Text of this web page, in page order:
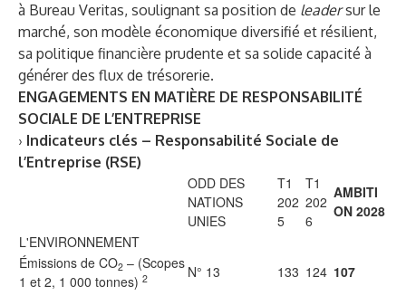
à Bureau Veritas, soulignant sa position de leadersur le
marché, son modèle économique diversifié et résilient,
sa politique financière prudente et sa solide capacité à
générer des flux de trésorerie.
ENGAGEMENTS EN MATIÈRE DE RESPONSABILITÉ
SOCIALE DE L’ENTREPRISE
› Indicateurs clés – Responsabilité Sociale de
l’Entreprise (RSE)
ODD DES
NATIONS
UNIES
T1
202
5
T1
202
6
AMBITI
ON 2028
L'ENVIRONNEMENT
Émissions de CO2 – (Scopes
1 et 2, 1 000 tonnes) 2 N° 13 133 124 107